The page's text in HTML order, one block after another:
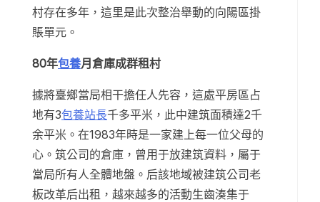
村存在多年，這里是此次整治舉動的向陽區掛
賬單元。
80年包養月倉庫成群租村
據將臺鄉當局相干擔任人先容，這處平房區占
地有3包養站長千多平米，此中建筑面積達2千
余平米。在1983年時是一家建上每一位父母的
心。筑公司的倉庫，曾用于放建筑資料，屬于
當局所有人全體地盤。后該地域被建筑公司老
板改革后出租，越來越多的活動生齒湊集于